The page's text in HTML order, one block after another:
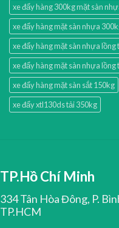
xe đẩy hàng 300kg mặt sàn
xe đẩy hàng mặt sàn nhựa
xe đẩy hàng mặt sàn nhựa lồng
xe đẩy hàng mặt sàn nhựa lồng
xe đẩy hàng mặt sàn sắt 150kg
xe đẩy xtl130ds tải 350kg
TP.Hồ Chí Minh
334 Tân Hòa Đông, P.
TP.HCM